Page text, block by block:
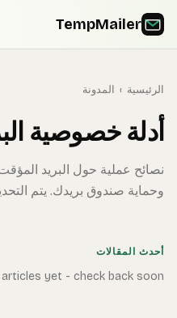
TempMailer
الرئيسية › المدونة
أدلة خصوصية
نصائح عملية حول البريد
وحماية صندوق بريدك. يتم
أحدث المقالات
yet - check back soon.